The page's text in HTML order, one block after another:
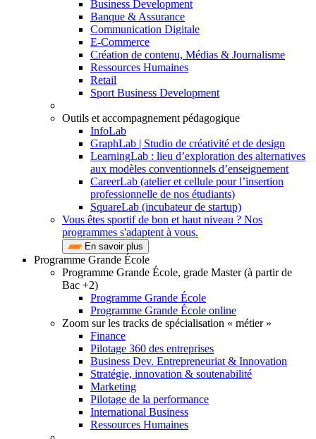
Business Development
Banque & Assurance
Communication Digitale
E-Commerce
Création de contenu, Médias & Journalisme
Ressources Humaines
Retail
Sport Business Development
Outils et accompagnement pédagogique
InfoLab
GraphLab | Studio de créativité et de design
LearningLab : lieu d’exploration des alternatives
aux modèles conventionnels d’enseignement
CareerLab (atelier et cellule pour l’insertion
professionnelle de nos étudiants)
SquareLab (incubateur de startup)
Vous êtes sportif de bon et haut niveau ? Nos
programmes s'adaptent à vous.
En savoir plus
Programme Grande École
Programme Grande École, grade Master (à partir de
Bac +2)
Programme Grande École
Programme Grande École online
Zoom sur les tracks de spécialisation « métier »
Finance
Pilotage 360 des entreprises
Business Dev. Entrepreneuriat & Innovation
Stratégie, innovation & soutenabilité
Marketing
Pilotage de la performance
International Business
Ressources Humaines